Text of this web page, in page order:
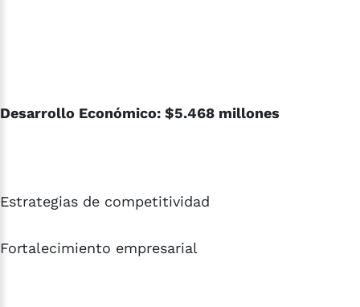
Desarrollo Económico: $5.468 millones
Estrategias de competitividad
Fortalecimiento empresarial